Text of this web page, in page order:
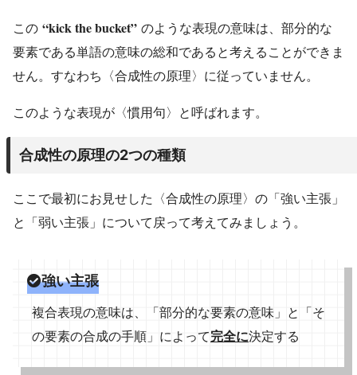
この “kick the bucket” のような表現の意味は、部分的な
要素である単語の意味の総和であると考えることができま
せん。すなわち〈合成性の原理〉に従っていません。
このような表現が〈慣用句〉と呼ばれます。
合成性の原理の2つの種類
ここで最初にお見せした〈合成性の原理〉の「強い主張」
と「弱い主張」について戻って考えてみましょう。
強い主張
複合表現の意味は、「部分的な要素の意味」と「そ
の要素の合成の手順」によって完全に決定する